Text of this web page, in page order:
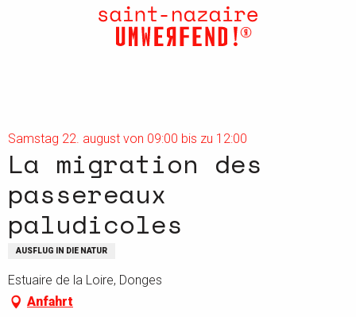
Samstag 22. august von 09:00 bis zu 12:00
La migration des
passereaux
paludicoles
AUSFLUG IN DIE NATUR
Estuaire de la Loire, Donges
Anfahrt